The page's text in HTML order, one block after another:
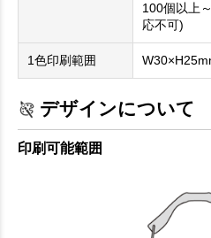
100個以上
応不可)
1色印刷範囲
デザインについて
印刷可能範囲